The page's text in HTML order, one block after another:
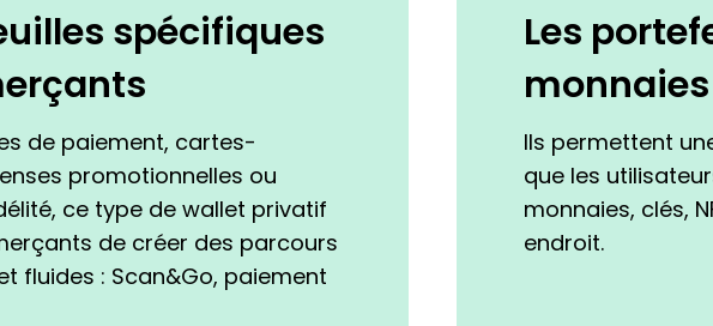
spécifiques
de paiement, cartes-
promotionnelles ou
ce type de wallet privatif
de créer des parcours
fluides : Scan&Go, paiement
Les
monnaies
Ils permettent
que les
monnaies, clés,
endroit.